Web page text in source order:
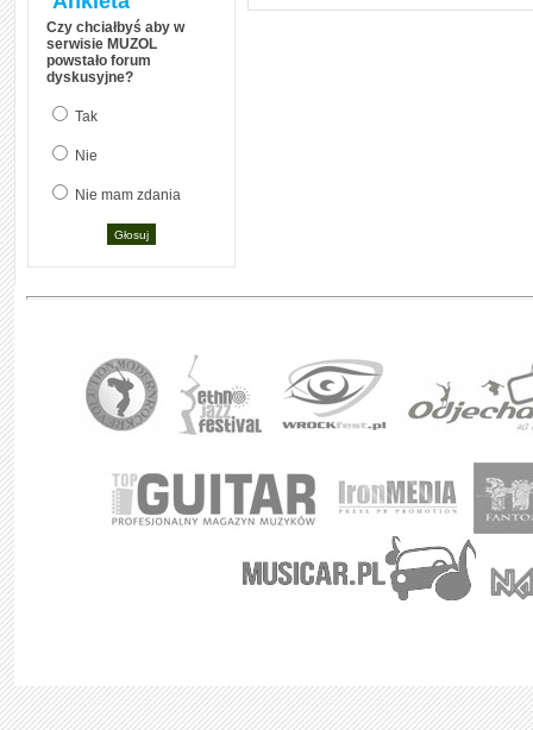
Czy chciałbyś aby w
serwisie MUZOL
powstało forum
dyskusyjne?
Tak
Nie
Nie mam zdania